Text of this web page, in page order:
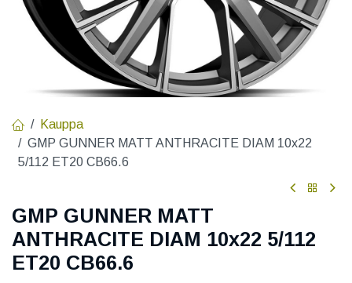
Kauppa
GMP GUNNER MATT ANTHRACITE DIAM 10x22
5/112 ET20 CB66.6
GMP GUNNER MATT
ANTHRACITE DIAM 10x22 5/112
ET20 CB66.6